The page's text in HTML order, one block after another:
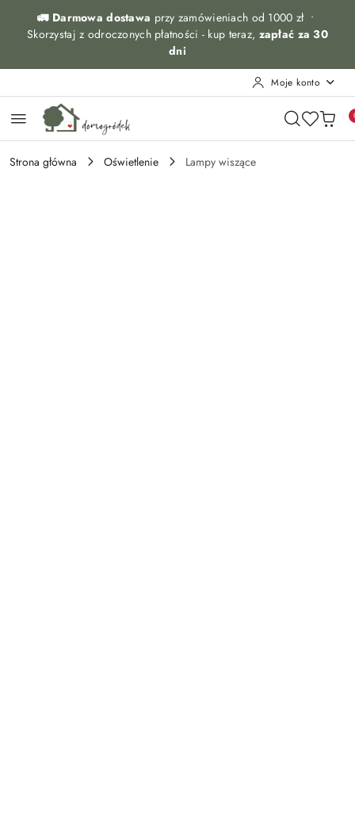
Przejdź do treści głównej
Przejdź do wyszukiwarki
Przejdź do moje konto
Przejdź do menu głównego
Przejdź do opisu produktu
Przejdź do stopki
🚛 Darmowa dostawa przy zamówieniach od 1000 zł •
Skorzystaj z odroczonych płatności - kup teraz, zapłać za 30
dni
Moje konto
Strona główna Oświetlenie Lampy wiszące